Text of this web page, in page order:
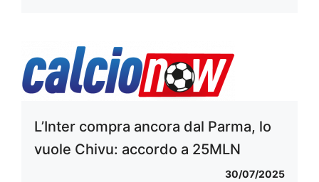
L’Inter compra ancora dal Parma, lo
vuole Chivu: accordo a 25MLN
30/07/2025